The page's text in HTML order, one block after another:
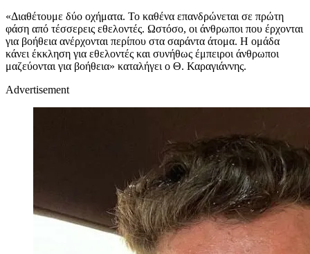
«Διαθέτουμε δύο οχήματα. Το καθένα επανδρώνεται σε πρώτη
φάση από τέσσερεις εθελοντές. Ωστόσο, οι άνθρωποι που έρχονται
για βοήθεια ανέρχονται περίπου στα σαράντα άτομα. Η ομάδα
κάνει έκκληση για εθελοντές και συνήθως έμπειροι άνθρωποι
μαζεύονται για βοήθεια» καταλήγει ο Θ. Καραγιάννης.
Advertisement